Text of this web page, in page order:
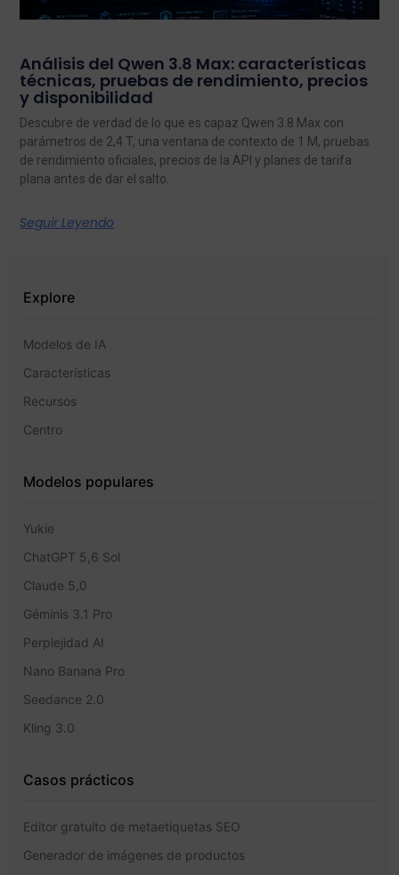
Análisis del Qwen 3.8 Max: características
técnicas, pruebas de rendimiento, precios
y disponibilidad
Descubre de verdad de lo que es capaz Qwen 3.8 Max con
parámetros de 2,4 T, una ventana de contexto de 1 M, pruebas
de rendimiento oficiales, precios de la API y planes de tarifa
plana antes de dar el salto.
Seguir Leyendo
Explore
Modelos de IA
Características
Recursos
Centro
Modelos populares
Yukie
ChatGPT 5,6 Sol
Claude 5,0
Géminis 3.1 Pro
Perplejidad AI
Nano Banana Pro
Seedance 2.0
Kling 3.0
Casos prácticos
Editor gratuito de metaetiquetas SEO
Generador de imágenes de productos